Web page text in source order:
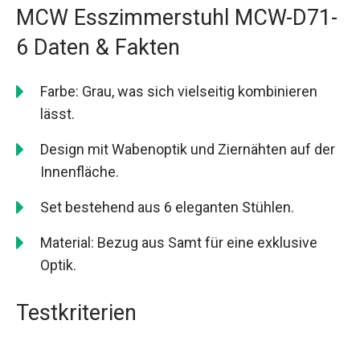
MCW Esszimmerstuhl MCW-D71-
6 Daten & Fakten
Farbe: Grau, was sich vielseitig kombinieren
lässt.
Design mit Wabenoptik und Ziernähten auf der
Innenfläche.
Set bestehend aus 6 eleganten Stühlen.
Material: Bezug aus Samt für eine exklusive
Optik.
Testkriterien